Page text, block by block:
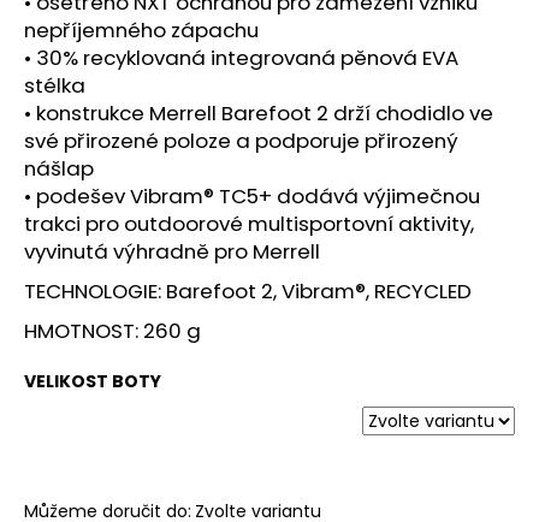
nepříjemného zápachu
• 30% recyklovaná integrovaná pěnová EVA
stélka
• konstrukce Merrell Barefoot 2 drží chodidlo ve
své přirozené poloze a podporuje přirozený
nášlap
• podešev Vibram® TC5+ dodává výjimečnou
trakci pro outdoorové multisportovní aktivity,
vyvinutá výhradně pro Merrell
TECHNOLOGIE: Barefoot 2, Vibram®, RECYCLED
HMOTNOST: 260 g
VELIKOST BOTY
Můžeme doručit do: Zvolte variantu
CRAFT
KYPE
PRO
-
ZELENÁ
7
990
Kč